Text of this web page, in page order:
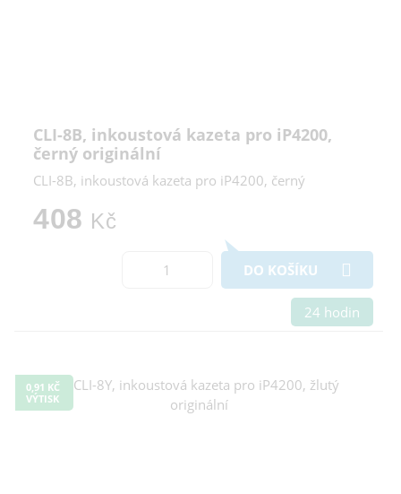
CLI-8B, inkoustová kazeta pro iP4200,
černý originální
CLI-8B, inkoustová kazeta pro iP4200, černý
408 Kč
DO KOŠÍKU
24 hodin
0,91 KČ
VÝTISK